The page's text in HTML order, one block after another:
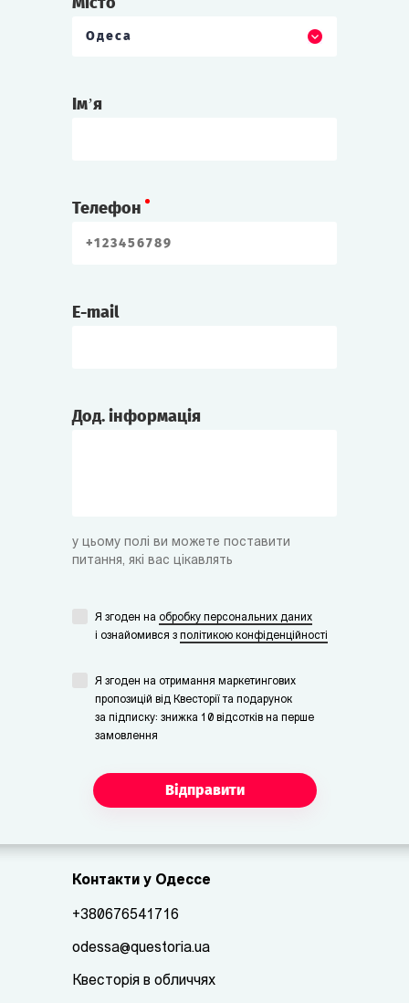
Одеса
Ім’я
Телефон
E-mail
Дод. інформація
у цьому полі ви можете поставити
питання, які вас цікавлять
Я згоден на обробку персональних даних
i ознайомився з політикою конфіденційності
Я згоден на отримання маркетингових
пропозицій від Квесторії та подарунок
за підписку: знижка 10 відсотків на перше
замовлення
Відправити
Контакти у Одессе
+380676541716
odessa@questoria.ua
Квесторія в обличчях